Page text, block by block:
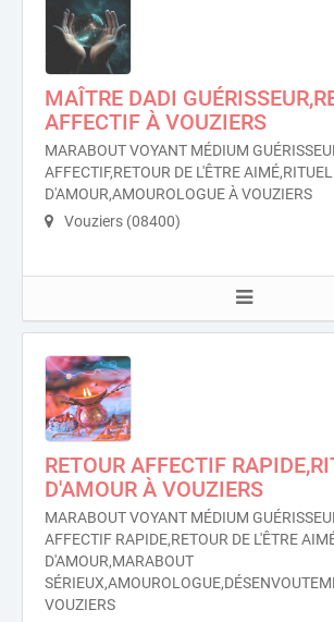
MAÎTRE DADI
AFFECTIF À VOUZIERS
MARABOUT VOYANT MÉDIUM
AFFECTIF,RETOUR DE L'ÊTRE AIMÉ,RITUEL
D'AMOUR,AMOUROLOGUE À VOUZIERS
Vouziers (08400)
RETOUR AFFECTIF
D'AMOUR À VOUZIERS
MARABOUT VOYANT MÉDIUM
AFFECTIF RAPIDE,RETOUR DE L'ÊTRE
D'AMOUR,MARABOUT
VOUZIERS